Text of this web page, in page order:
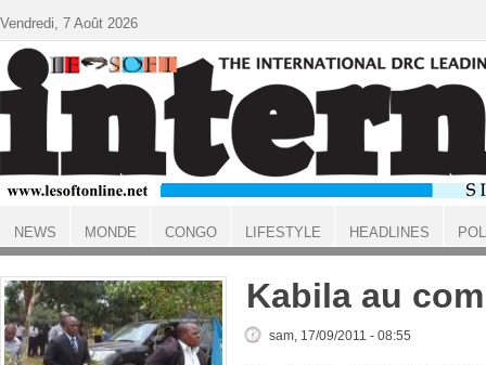
ACCUEIL
Kabila au
sam, 17/09/2011 - 08:55
Vendredi, 7 Août 2026
NEWS MONDE CONGO LIFESTYLE HEADLINES